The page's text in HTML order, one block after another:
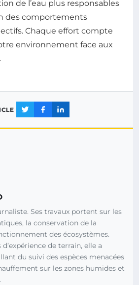
de l’eau plus responsables
des comportements
Chaque effort compte
environnement face aux
.
Ses travaux portent sur les
la conservation de la
des écosystèmes.
de terrain, elle a
du suivi des espèces menacées
sur les zones humides et